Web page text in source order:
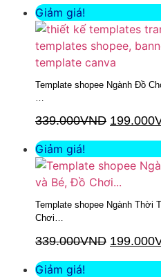
Giảm giá!
Template shopee Ngành Đồ
339.000VND 199.000
Giảm giá!
Template shopee Ngành Thời
Chơi…
339.000VND 199.000
Giảm giá!